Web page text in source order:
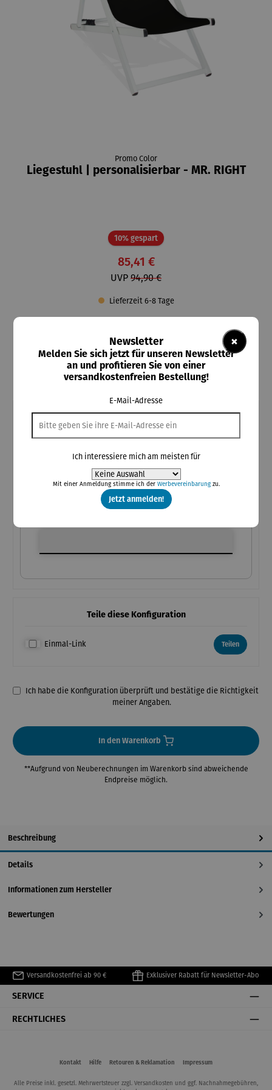
Promo Color
Liegestuhl | personalisierbar - MR. RIGHT
10% gespartRabatt
85,41 €
UVP 94,90 €
Lieferzeit 6-8 Tage
Aluminium / schwarz
Aluminium / silber
Aluminium / weiss
Holz / dunkelbraun
Holz / natur
Holz mit Getränkehalter / dunkelbraun
Kostenlose Personalisierung
Bitte auf korrekte Schreibweise achten
Kein Umtausch von personalisierten Produkten möglich
(Pflichtfeld)
Teile diese Konfiguration
Einmal-Link Teilen
Ich habe die Konfiguration überprüft und bestätige die Richtigkeit
meiner Angaben.
In den Warenkorb
**Aufgrund von Neuberechnungen im Warenkorb sind abweichende
Endpreise möglich.
Beschreibung
Details
Informationen zum Hersteller
Bewertungen
Versandkostenfrei ab 90 € Exklusiver Rabatt für Newsletter-Abo
SERVICE
RECHTLICHES
Kontakt Hilfe Retouren & Reklamation Impressum
Alle Preise inkl. gesetzl. Mehrwertsteuer zzgl. Versandkosten und ggf. Nachnahmegebühren,
×
Newsletter
Melden Sie sich jetzt für unseren Newsletter
an und profitieren Sie von einer
versandkostenfreien Bestellung!
E-Mail-Adresse
Ich interessiere mich am meisten für
Mit einer Anmeldung stimme ich der Werbevereinbarungzu.
Jetzt anmelden!